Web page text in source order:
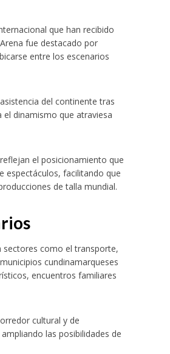
que han recibido
fue destacado por
entre los escenarios
del continente tras
dinamismo que atraviesa
el posicionamiento que
espectáculos, facilitando que
de talla mundial.
sectores como el transporte,
cundinamarqueses
encuentros familiares
cultural y de
las posibilidades de